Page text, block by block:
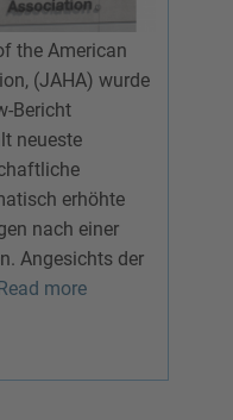
the American
(JAHA) wurde
Bericht
neueste
erhöhte
nach einer
Angesichts der
more